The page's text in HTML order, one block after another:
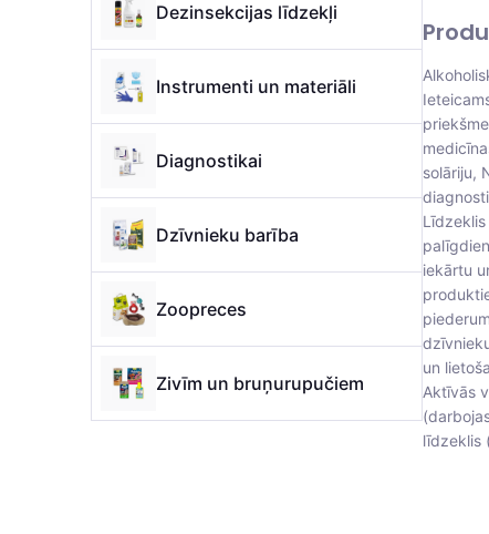
Dezinsekcijas līdzekļi
Instrumenti un materiāli
Diagnostikai
Dzīvnieku barība
Zoopreces
Zivīm un bruņurupučiem
solāriju,
iekārtu
un
Aktīvās
līdzeklis